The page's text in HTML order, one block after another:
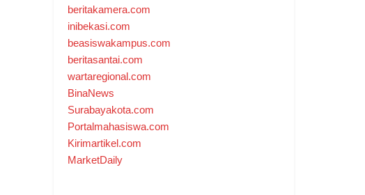
beritakamera.com
inibekasi.com
beasiswakampus.com
beritasantai.com
wartaregional.com
BinaNews
Surabayakota.com
Portalmahasiswa.com
Kirimartikel.com
MarketDaily